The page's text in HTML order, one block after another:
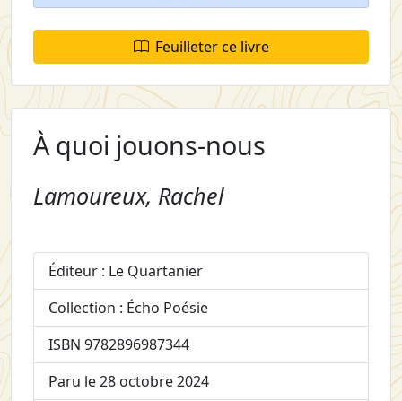
Feuilleter ce livre
À quoi jouons-nous
Lamoureux, Rachel
Éditeur : Le Quartanier
Collection : Écho Poésie
ISBN 9782896987344
Paru le 28 octobre 2024